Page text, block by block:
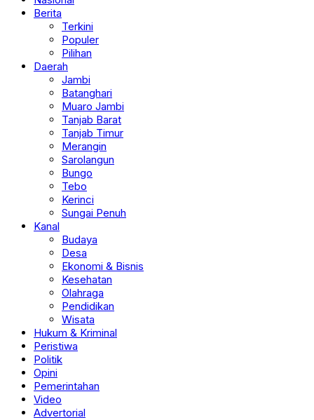
Berita
Terkini
Populer
Pilihan
Daerah
Jambi
Batanghari
Muaro Jambi
Tanjab Barat
Tanjab Timur
Merangin
Sarolangun
Bungo
Tebo
Kerinci
Sungai Penuh
Kanal
Budaya
Desa
Ekonomi & Bisnis
Kesehatan
Olahraga
Pendidikan
Wisata
Hukum & Kriminal
Peristiwa
Politik
Opini
Pemerintahan
Video
Advertorial